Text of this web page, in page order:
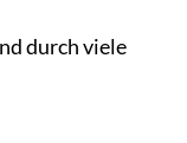
durch viele